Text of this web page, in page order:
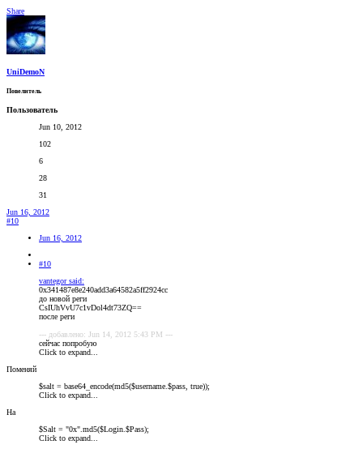
Share
UniDemoN
Повелитель
Пользователь
Jun 10, 2012
102
6
28
31
Jun 16, 2012
#10
Jun 16, 2012
#10
vantegor said:
0x341487e8e240add3a64582a5ff2924cc
до новой реги
CsIUhVvU7c1vDol4dt73ZQ==
после реги
--- добавлено: Jun 14, 2012 5:43 PM ---
сейчас попробую
Click to expand...
Поменяй
$salt = base64_encode(md5($username.$pass, true));
Click to expand...
На
$Salt = "0x".md5($Login.$Pass);
Click to expand...